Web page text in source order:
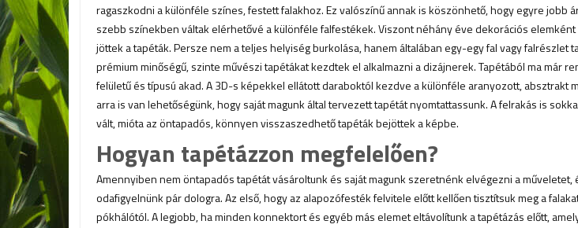
ragaszkodni a különféle színes, festett falakhoz. Ez valószínű annak is köszönhető, hogy egyre jobb
szebb színekben váltak elérhetővé a különféle falfestékek. Viszont néhány éve dekorációs elemként
jöttek a tapéták. Persze nem a teljes helyiség burkolása, hanem általában egy-egy fal vagy falrészlet
prémium minőségű, szinte művészi tapétákat kezdtek el alkalmazni a dizájnerek. Tapétából ma már
felületű és típusú akad. A 3D-s képekkel ellátott daraboktól kezdve a különféle aranyozott, absztrakt
arra is van lehetőségünk, hogy saját magunk által tervezett tapétát nyomtattassunk. A felrakás is
vált, mióta az öntapadós, könnyen visszaszedhető tapéták bejöttek a képbe.
Hogyan tapétázzon megfelelően?
Amennyiben nem öntapadós tapétát vásároltunk és saját magunk szeretnénk elvégezni a műveletet,
odafigyelnünk pár dologra. Az első, hogy az alapozófesték felvitele előtt kellően tisztítsuk meg a
pókhálótól. A legjobb, ha minden konnektort és egyéb más elemet eltávolítunk a tapétázás előtt,